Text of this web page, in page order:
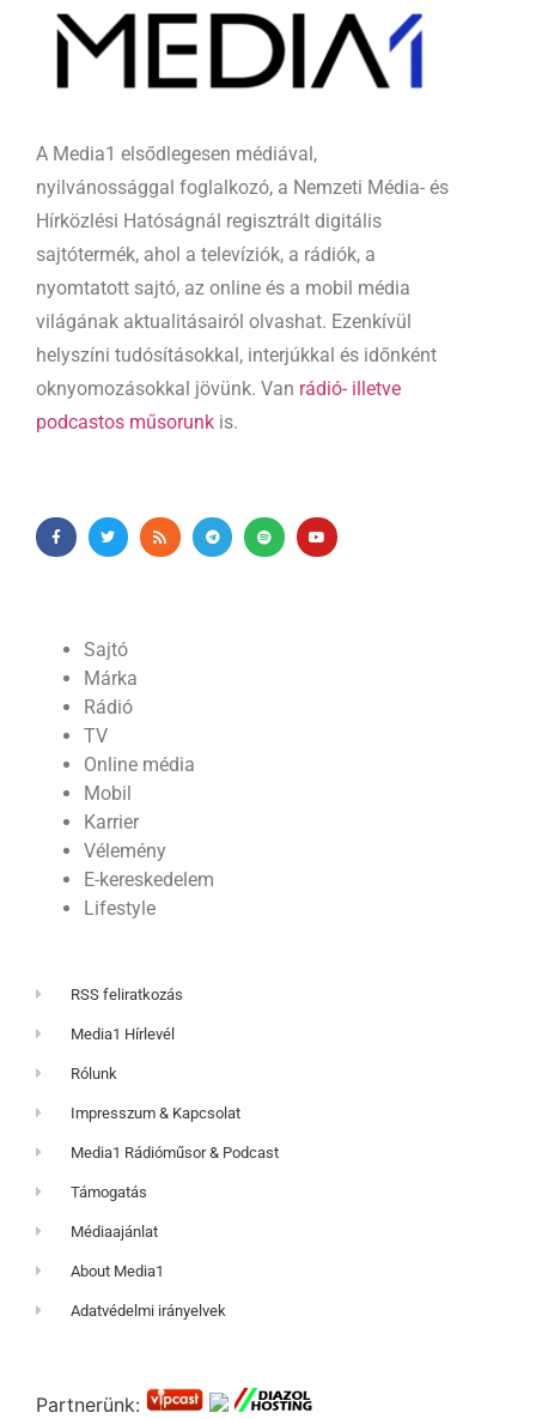
A Media1 elsődlegesen médiával,
nyilvánossággal foglalkozó, a Nemzeti Média- és
Hírközlési Hatóságnál regisztrált digitális
sajtótermék, ahol a televíziók, a rádiók, a
nyomtatott sajtó, az online és a mobil média
világának aktualitásairól olvashat. Ezenkívül
helyszíni tudósításokkal, interjúkkal és időnként
oknyomozásokkal jövünk. Van rádió- illetve
podcastos műsorunk is.
Sajtó
Márka
Rádió
TV
Online média
Mobil
Karrier
Vélemény
E-kereskedelem
Lifestyle
RSS feliratkozás
Media1 Hírlevél
Rólunk
Impresszum & Kapcsolat
Media1 Rádióműsor & Podcast
Támogatás
Médiaajánlat
About Media1
Adatvédelmi irányelvek
Partnerünk: